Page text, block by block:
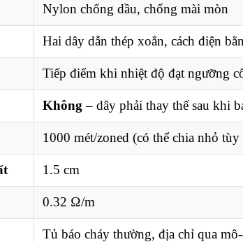
Nylon chống dầu, chống mài mòn
Hai dây dẫn thép xoắn, cách điện
Tiếp điểm khi nhiệt độ đạt ngưỡng
Không – dây phải thay thế sau khi
1000 mét/zoned (có thể chia nhỏ
1.5 cm
0.32 Ω/m
Tủ báo cháy thường, địa chỉ qua